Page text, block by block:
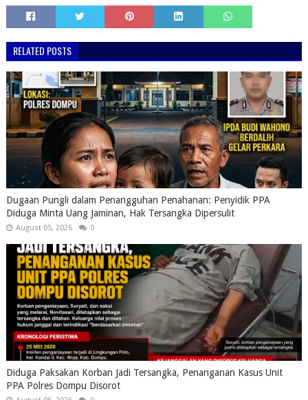
RELATED POSTS
Dugaan Pungli dalam Penangguhan Penahanan: Penyidik PPA
Diduga Minta Uang Jaminan, Hak Tersangka Dipersulit
August 05, 2026 0
Diduga Paksakan Korban Jadi Tersangka, Penanganan Kasus Unit
PPA Polres Dompu Disorot